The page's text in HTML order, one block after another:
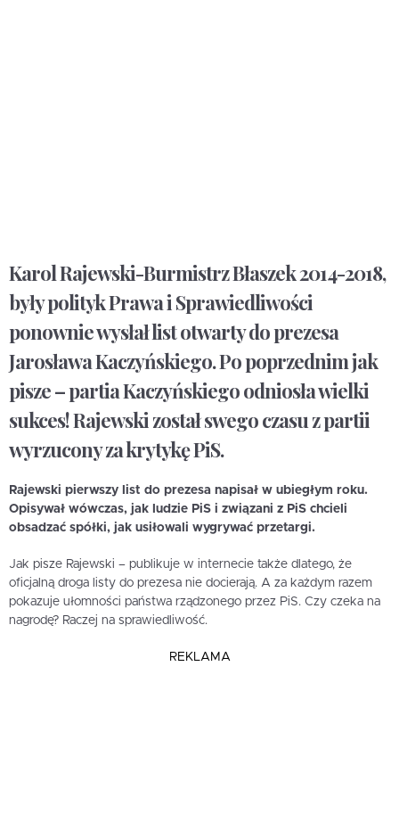
Karol Rajewski-Burmistrz Błaszek 2014-2018,
były polityk Prawa i Sprawiedliwości
ponownie wysłał list otwarty do prezesa
Jarosława Kaczyńskiego. Po poprzednim jak
pisze – partia Kaczyńskiego odniosła wielki
sukces! Rajewski został swego czasu z partii
wyrzucony za krytykę PiS.
Rajewski pierwszy list do prezesa napisał w ubiegłym roku.
Opisywał wówczas, jak ludzie PiS i związani z PiS chcieli
obsadzać spółki, jak usiłowali wygrywać przetargi.
Jak pisze Rajewski – publikuje w internecie także dlatego, że
oficjalną droga listy do prezesa nie docierają. A za każdym razem
pokazuje ułomności państwa rządzonego przez PiS. Czy czeka na
nagrodę? Raczej na sprawiedliwość.
REKLAMA